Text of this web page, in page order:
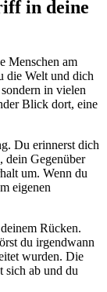
in deine
Menschen am
die Welt und dich
in vielen
Blick dort, eine
Du erinnerst dich
dein Gegenüber
um. Wenn du
eigenen
Rücken.
du irgendwann
wurden. Die
sich ab und du